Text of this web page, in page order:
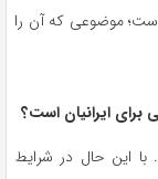
موضوعی که آن را
ایرانیان است؟
این حال در شرایط